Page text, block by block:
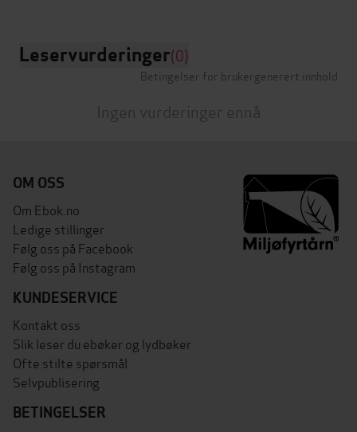
Leservurderinger(0)
Betingelser for brukergenerert innhold
Ingen vurderinger ennå
OM OSS
Om Ebok.no
Ledige stillinger
Følg oss på Facebook
Følg oss på Instagram
KUNDESERVICE
Kontakt oss
Slik leser du ebøker og lydbøker
Ofte stilte spørsmål
Selvpublisering
BETINGELSER